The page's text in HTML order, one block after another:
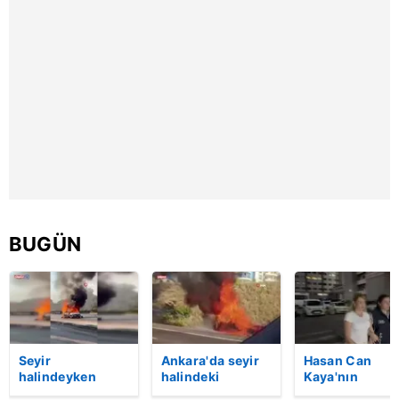
BUGÜN
Seyir
halindeyken
Ankara'da seyir
halindeki
Hasan Can
Kaya'nın